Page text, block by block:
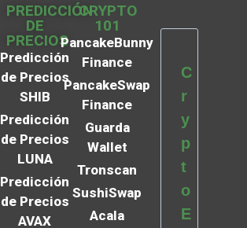
PREDICCIÓN
DE
PRECIOS
Predicción
de Precios
SHIB
Predicción
de Precios
LUNA
Predicción
de Precios
AVAX
CRYPTO
101
PancakeBunny
Finance
PancakeSwap
Finance
Guarda
Wallet
Tronscan
SushiSwap
Acala
C
r
y
p
t
o
E